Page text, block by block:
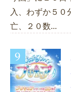
入、わずか５０
亡、２０数...